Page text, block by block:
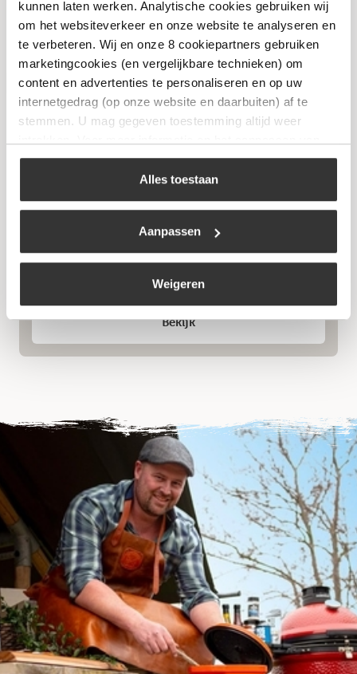
kunnen laten werken. Analytische cookies gebruiken wij
om het websiteverkeer en onze website te analyseren en
te verbeteren. Wij en onze 8 cookiepartners gebruiken
marketingcookies (en vergelijkbare technieken) om
content en advertenties te personaliseren en op uw
internetgedrag (op onze website en daarbuiten) af te
stemmen. U mag gegeven toestemming altijd weer
uw keuze op onze website verwijzen wij u naar ons
Alles toestaan
Aanpassen
Weigeren
Smokin’ Flavours Cold Smoke Generator
Bekijk
Niet op voorraad